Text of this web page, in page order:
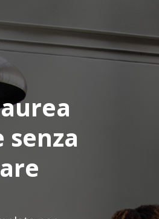
senza